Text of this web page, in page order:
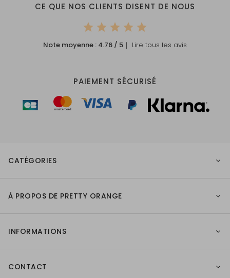
CE QUE NOS CLIENTS DISENT DE NOUS
Note moyenne : 4.76 / 5 ｜ Lire tous les avis
PAIEMENT SÉCURISÉ
CATÉGORIES
À PROPOS DE PRETTY ORANGE
INFORMATIONS
CONTACT